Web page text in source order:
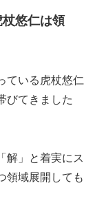
悠仁は領
ている虎杖悠仁
びてきました
解」と着実にス
領域展開しても